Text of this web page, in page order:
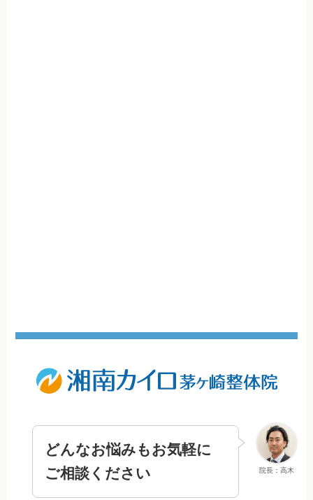
院長：高木
どんなお悩みもお気軽に
ご相談ください